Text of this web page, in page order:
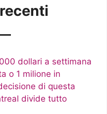
dollari a settimana
o 1 milione in
di questa
divide tutto